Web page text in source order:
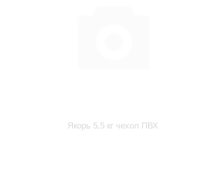
Якорь 5,5 кг чехол ПВХ